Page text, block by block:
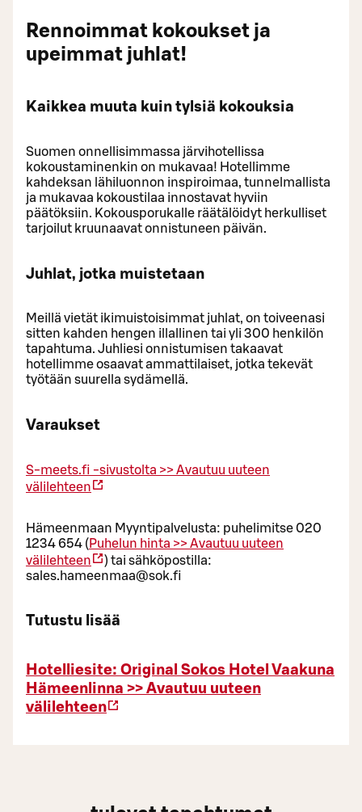
Rennoimmat kokoukset ja
upeimmat juhlat!
Kaikkea muuta kuin tylsiä kokouksia
Suomen onnellisimmassa järvihotellissa
kokoustaminenkin on mukavaa! Hotellimme
kahdeksan lähiluonnon inspiroimaa, tunnelmallista
ja mukavaa kokoustilaa innostavat hyviin
päätöksiin. Kokousporukalle räätälöidyt herkulliset
tarjoilut kruunaavat onnistuneen päivän.
Juhlat, jotka muistetaan
Meillä vietät ikimuistoisimmat juhlat, on toiveenasi
sitten kahden hengen illallinen tai yli 300 henkilön
tapahtuma. Juhliesi onnistumisen takaavat
hotellimme osaavat ammattilaiset, jotka tekevät
työtään suurella sydämellä.
Varaukset
S-meets.fi -sivustolta >>Avautuu uuteen
välilehteen
Hämeenmaan Myyntipalvelusta: puhelimitse 020
1234 654 ( Puhelun hinta >>Avautuu uuteen
välilehteen
) tai sähköpostilla:
sales.hameenmaa@sok.fi
Tutustu lisää
Hotelliesite: Original Sokos Hotel Vaakuna
Hämeenlinna >> Avautuu uuteen
välilehteen